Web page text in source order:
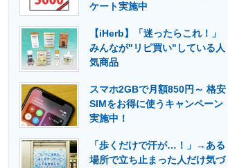
の専門メディア 建設×テクノロジーの最前線
ケート実施中
【iHerb】「迷ったらこれ！」
みんなが"リピ買い"している人
気商品
スマホ2GBで月額850円～ 格安
SIMをお得に使うキャンペーン
実施中！
「歩くだけで汗が…！」→ある
場所で立ち止まった人だけ気づ